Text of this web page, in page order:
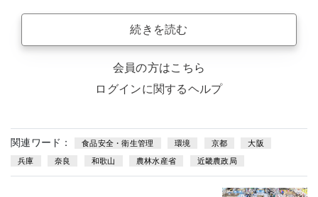
続きを読む
会員の方はこちら
ログインに関するヘルプ
関連ワード： 食品安全・衛生管理 環境 京都 大阪
兵庫 奈良 和歌山 農林水産省 近畿農政局